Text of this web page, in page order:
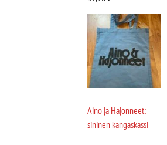
Aino ja Hajonneet:
sininen kangaskassi